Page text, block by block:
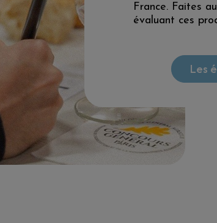
France. Faites
évaluant ces
Les